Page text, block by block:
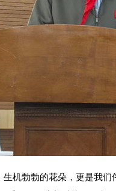
机勃勃的花朵，更是我们